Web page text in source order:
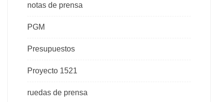
notas de prensa
PGM
Presupuestos
Proyecto 1521
ruedas de prensa